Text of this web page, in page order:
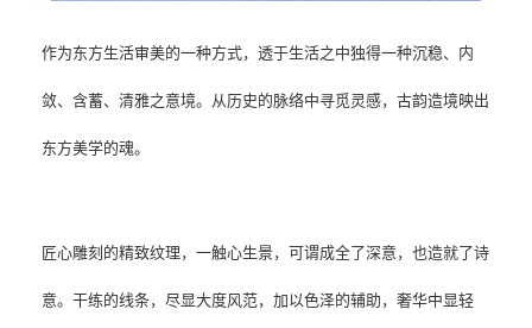
作为东方生活审美的一种方式，透于生活之中独得一种沉稳、内
敛、含蓄、清雅之意境。从历史的脉络中寻觅灵感，古韵造境映出
东方美学的魂。
匠心雕刻的精致纹理，一触心生景，可谓成全了深意，也造就了诗
意。干练的线条，尽显大度风范，加以色泽的辅助，奢华中显轻